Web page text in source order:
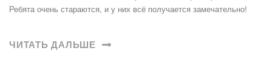
Ребята очень стараются, и у них всё получается замечательно!
ЧИТАТЬ ДАЛЬШЕ